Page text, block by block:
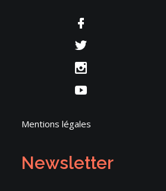
Mentions légales
Newsletter